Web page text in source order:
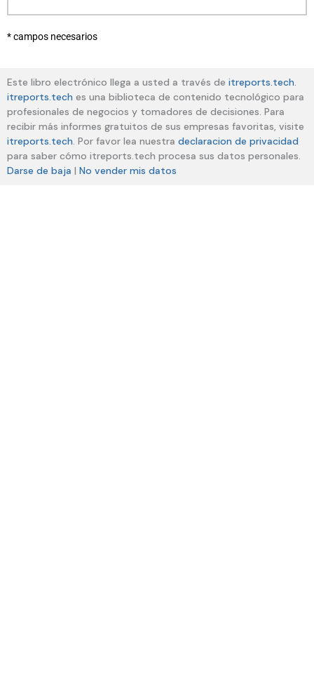
* campos necesarios
Este libro electrónico llega a usted a través de itreports.tech.
itreports.tech es una biblioteca de contenido tecnológico para
profesionales de negocios y tomadores de decisiones. Para
recibir más informes gratuitos de sus empresas favoritas, visite
itreports.tech. Por favor lea nuestra declaracion de privacidad
para saber cómo itreports.tech procesa sus datos personales.
Darse de baja | No vender mis datos